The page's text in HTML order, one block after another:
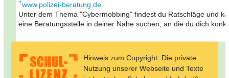
www.polizei-beratung.de
Unter dem Thema "Cybermobbing" findest du Ratschläge und
eine Beratungsstelle in deiner Nähe suchen, an die du dich
Hinweis zum Copyright: Die private
Nutzung unserer Webseite und Texte